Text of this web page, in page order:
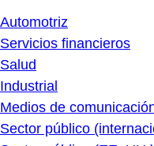
Automotriz
Servicios financieros
Salud
Industrial
Medios de
Sector público